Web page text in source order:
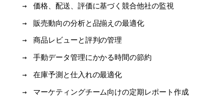
価格、配送、評価に基づく競合他社の監視
販売動向の分析と品揃えの最適化
商品レビューと評判の管理
手動データ管理にかかる時間の節約
在庫予測と仕入れの最適化
マーケティングチーム向けの定期レポート作成